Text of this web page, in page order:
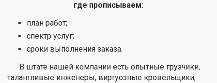
где прописываем:
план работ;
спектр услуг;
сроки выполнения заказа.
В штате нашей компании есть опытные грузчики,
талантливые инженеры, виртуозные кровельщики,